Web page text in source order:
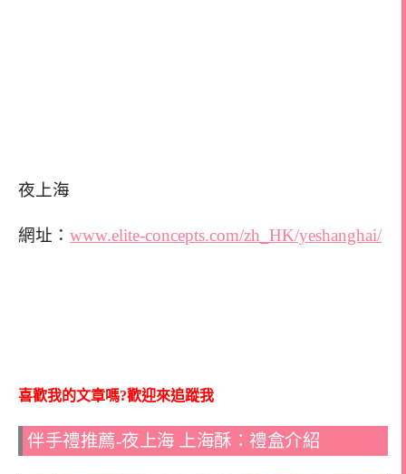
夜上海
網址： www.elite-concepts.com/zh_HK/yeshanghai/
喜歡我的文章嗎?歡迎來追蹤我
伴手禮推薦-夜上海 上海酥：禮盒介紹